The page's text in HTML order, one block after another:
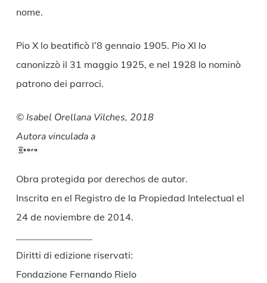
nome.
Pio X lo beatificò l’8 gennaio 1905. Pio XI lo
canonizzò il 31 maggio 1925, e nel 1928 lo nominò
patrono dei parroci.
© Isabel Orellana Vilches, 2018
Autora vinculada a
Obra protegida por derechos de autor.
Inscrita en el Registro de la Propiedad Intelectual el
24 de noviembre de 2014.
Diritti di edizione riservati:
Fondazione Fernando Rielo